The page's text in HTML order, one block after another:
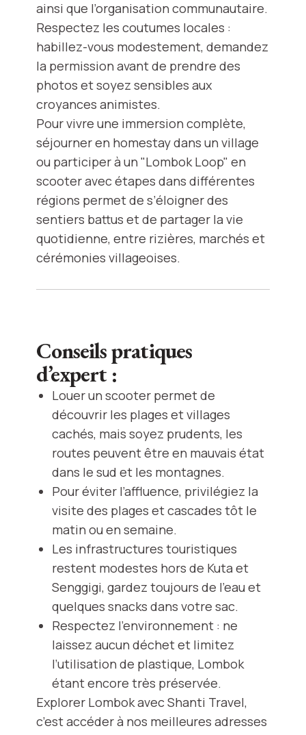
ainsi que l’organisation communautaire.
Respectez les coutumes locales :
habillez-vous modestement, demandez
la permission avant de prendre des
photos et soyez sensibles aux
croyances animistes.
Pour vivre une immersion complète,
séjourner en homestay dans un village
ou participer à un "Lombok Loop" en
scooter avec étapes dans différentes
régions permet de s’éloigner des
sentiers battus et de partager la vie
quotidienne, entre rizières, marchés et
cérémonies villageoises.
Conseils pratiques
d’expert :
Louer un scooter permet de
découvrir les plages et villages
cachés, mais soyez prudents, les
routes peuvent être en mauvais état
dans le sud et les montagnes.
Pour éviter l’affluence, privilégiez la
visite des plages et cascades tôt le
matin ou en semaine.
Les infrastructures touristiques
restent modestes hors de Kuta et
Senggigi, gardez toujours de l’eau et
quelques snacks dans votre sac.
Respectez l’environnement : ne
laissez aucun déchet et limitez
l’utilisation de plastique, Lombok
étant encore très préservée.
Explorer Lombok avec Shanti Travel,
c’est accéder à nos meilleures adresses